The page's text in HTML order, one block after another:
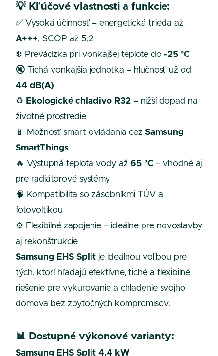
💡 Kľúčové vlastnosti a funkcie:
✅ Vysoká účinnosť – energetická trieda až
A+++, SCOP až 5,2
❄️ Prevádzka pri vonkajšej teplote do -25 °C
🔇 Tichá vonkajšia jednotka – hlučnosť už od
44 dB(A)
♻️ Ekologické chladivo R32 – nižší dopad na
životné prostredie
📱 Možnosť smart ovládania cez Samsung
SmartThings
🔥 Výstupná teplota vody až 65 °C – vhodné aj
pre radiátorové systémy
🧠 Kompatibilita so zásobníkmi TÚV a
fotovoltikou
⚙️ Flexibilné zapojenie – ideálne pre novostavby
aj rekonštrukcie
Samsung EHS Split je ideálnou voľbou pre
tých, ktorí hľadajú efektívne, tiché a flexibilné
riešenie pre vykurovanie a chladenie svojho
domova bez zbytočných kompromisov.
📊 Dostupné výkonové varianty:
Samsung EHS Split 4,4 kW